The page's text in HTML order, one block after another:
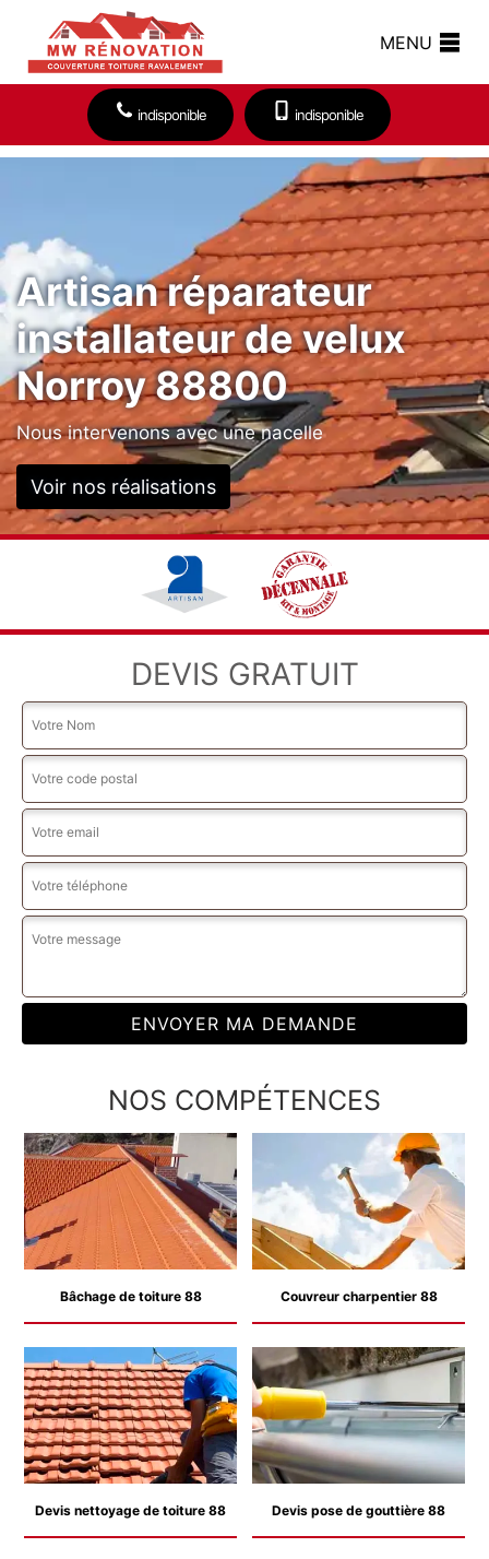
MENU
indisponible indisponible
Artisan réparateur
installateur de velux
Norroy 88800
Nous intervenons avec une nacelle
Voir nos réalisations
DEVIS GRATUIT
NOS COMPÉTENCES
Bâchage de toiture 88 Couvreur charpentier 88
Devis nettoyage de toiture 88 Devis pose de gouttière 88